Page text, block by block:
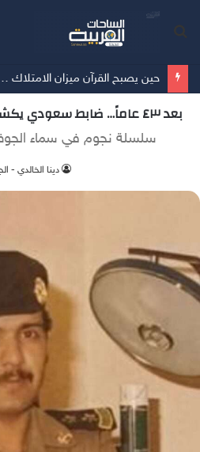
بعد ٤٣ عاماً… ضابط سعودي يكشف تفاصيل لم تُروَ من قبل
سلسلة نجوم في سماء
دينا الخالدي -